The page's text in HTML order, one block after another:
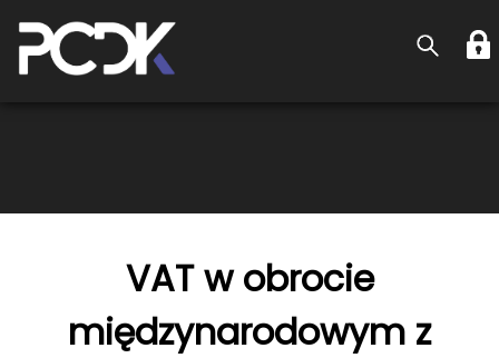
VAT w obrocie
międzynarodowym z